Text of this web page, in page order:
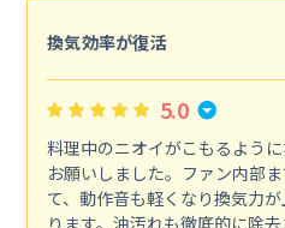
換気効率が復活
5.0
料理中のニオイがこもるよう
お願いしました。ファン内部
て、動作音も軽くなり換気力